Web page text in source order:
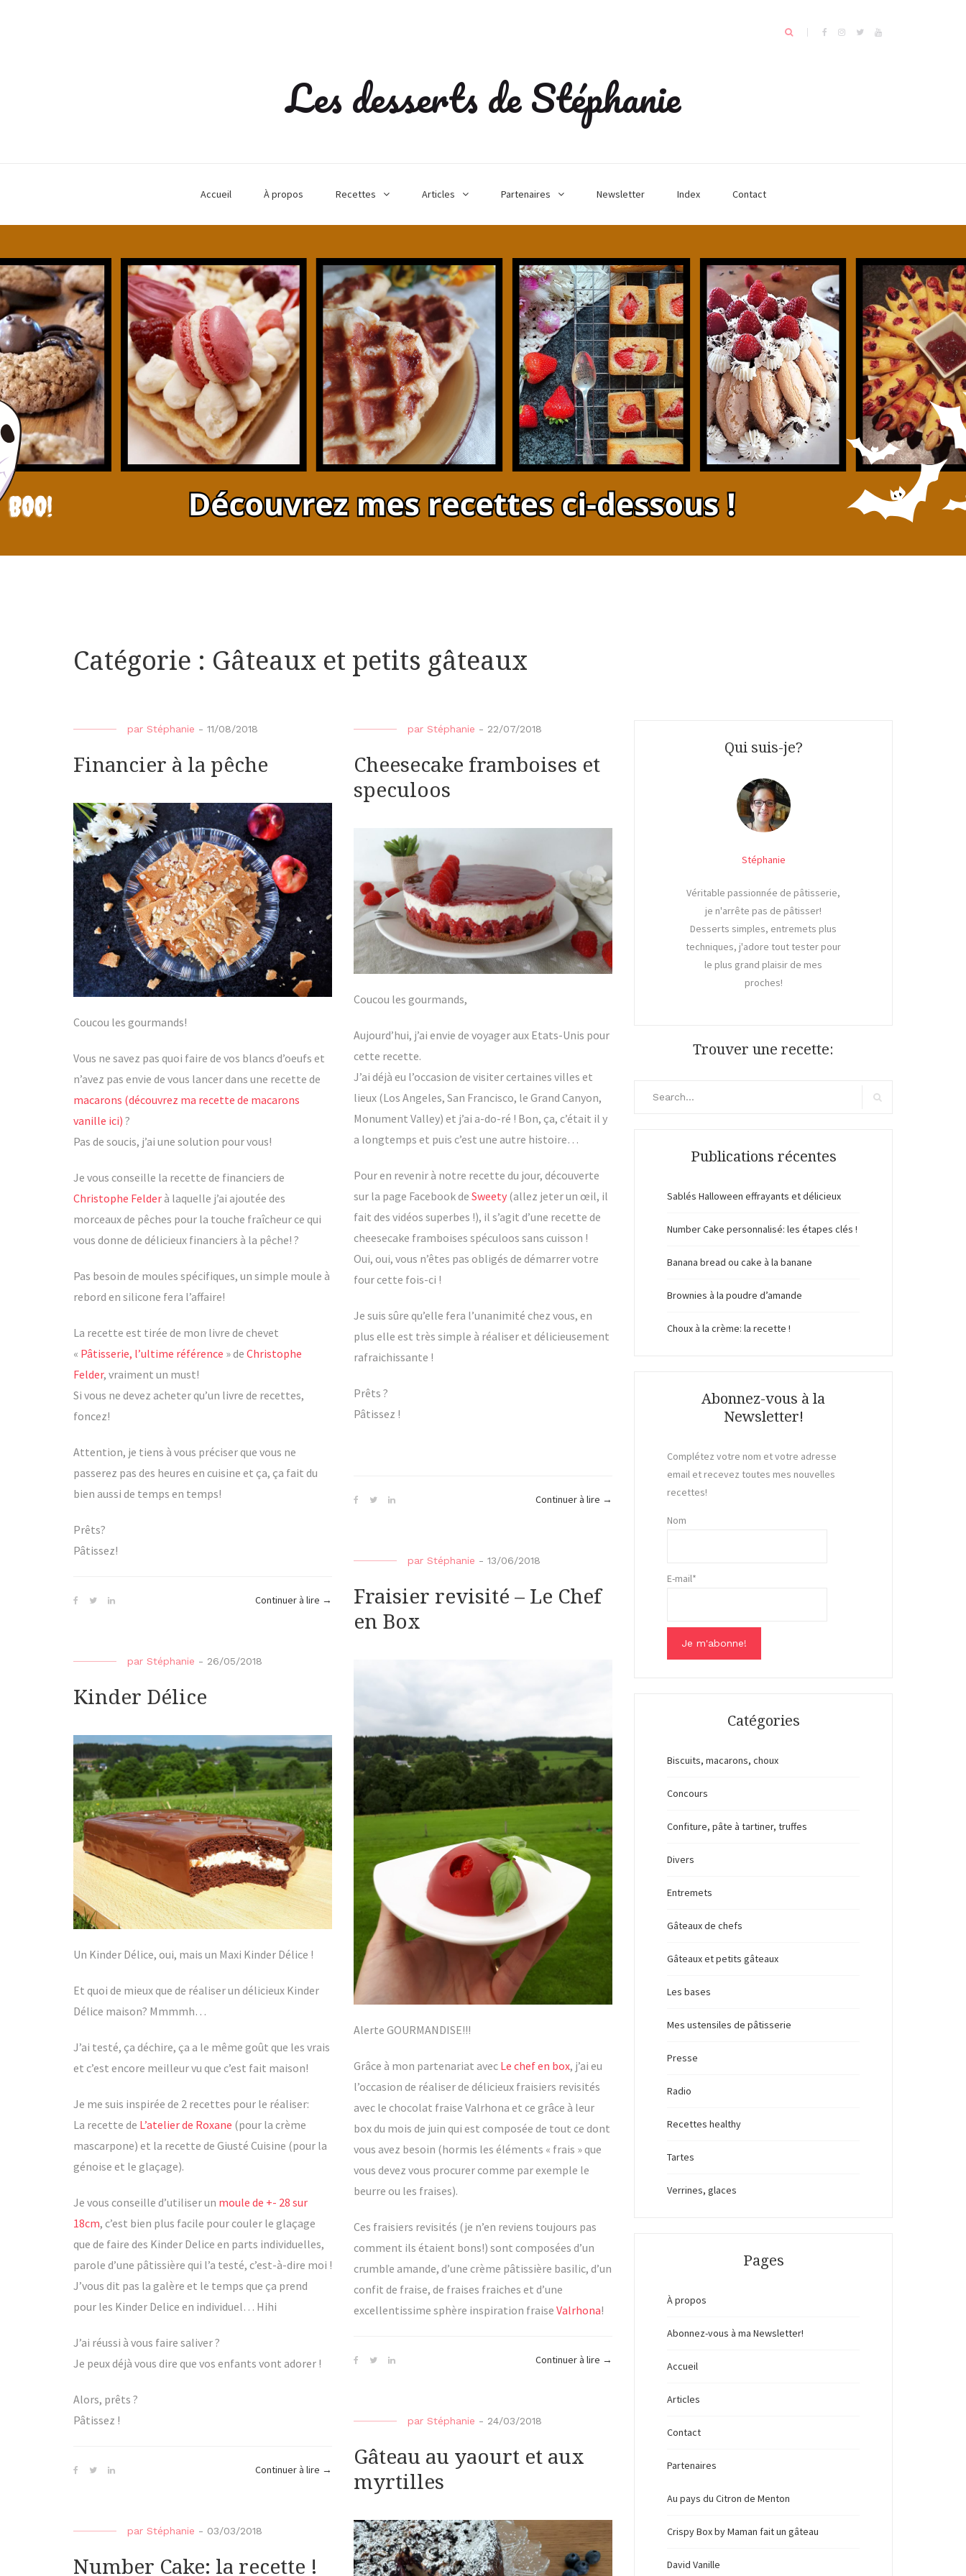
Les desserts de Stéphanie
Accueil À propos Recettes Articles Partenaires Newsletter Index Contact
Catégorie : Gâteaux et petits gâteaux
par Stéphanie - 11/08/2018
Financier à la pêche
Coucou les gourmands!
Vous ne savez pas quoi faire de vos blancs d’oeufs et
n’avez pas envie de vous lancer dans une recette de
macarons (découvrez ma recette de macarons
vanille ici) ?
Pas de soucis, j’ai une solution pour vous!
Je vous conseille la recette de financiers de
Christophe Felderà laquelle j’ai ajoutée des
morceaux de pêches pour la touche fraîcheur ce qui
vous donne de délicieux financiers à la pêche! ?
Pas besoin de moules spécifiques, un simple moule à
rebord en silicone fera l’affaire!
La recette est tirée de mon livre de chevet
« Pâtisserie, l’ultime référence » de Christophe
Felder, vraiment un must!
Si vous ne devez acheter qu’un livre de recettes,
foncez!
Attention, je tiens à vous préciser que vous ne
passerez pas des heures en cuisine et ça, ça fait du
bien aussi de temps en temps!
Prêts?
Pâtissez!
Continuer à lire « Financier
→
par Stéphanie - 22/07/2018
Cheesecake framboises et
speculoos
Coucou les gourmands,
Aujourd’hui, j’ai envie de voyager aux Etats-Unis pour
cette recette.
J’ai déjà eu l’occasion de visiter certaines villes et
lieux (Los Angeles, San Francisco, le Grand Canyon,
Monument Valley) et j’ai a-do-ré ! Bon, ça, c’était il y
a longtemps et puis c’est une autre histoire…
Pour en revenir à notre recette du jour, découverte
sur la page Facebook de Sweety (allez jeter un œil, il
fait des vidéos superbes !), il s’agit d’une recette de
cheesecake framboises spéculoos sans cuisson !
Oui, oui, vous n’êtes pas obligés de démarrer votre
four cette fois-ci !
Je suis sûre qu’elle fera l’unanimité chez vous, en
plus elle est très simple à réaliser et délicieusement
rafraichissante !
Prêts ?
Pâtissez !
Continuer à lire « Cheesecake
→
par Stéphanie - 13/06/2018
Fraisier revisité – Le Chef
en Box
Alerte GOURMANDISE!!!
Grâce à mon partenariat avec Le chef en box, j’ai eu
l’occasion de réaliser de délicieux fraisiers revisités
avec le chocolat fraise Valrhona et ce grâce à leur
box du mois de juin qui est composée de tout ce dont
vous avez besoin (hormis les éléments « frais » que
vous devez vous procurer comme par exemple le
beurre ou les fraises).
Ces fraisiers revisités (je n’en reviens toujours pas
comment ils étaient bons!) sont composées d’un
crumble amande, d’une crème pâtissière basilic, d’un
confit de fraise, de fraises fraiches et d’une
excellentissime sphère inspiration fraise Valrhona!
Continuer à lire « Fraisier
→
par Stéphanie - 26/05/2018
Kinder Délice
Un Kinder Délice, oui, mais un Maxi Kinder Délice !
Et quoi de mieux que de réaliser un délicieux Kinder
Délice maison? Mmmmh…
J’ai testé, ça déchire, ça a le même goût que les vrais
et c’est encore meilleur vu que c’est fait maison!
Je me suis inspirée de 2 recettes pour le réaliser:
La recette de L’atelier de Roxane (pour la crème
mascarpone) et la recette de Giusté Cuisine (pour la
génoise et le glaçage).
Je vous conseille d’utiliser un moule de +- 28 sur
18cm, c’est bien plus facile pour couler le glaçage
que de faire des Kinder Delice en parts individuelles,
parole d’une pâtissière qui l’a testé, c’est-à-dire moi !
J’vous dit pas la galère et le temps que ça prend
pour les Kinder Delice en individuel… Hihi
J’ai réussi à vous faire saliver ?
Je peux déjà vous dire que vos enfants vont adorer !
Alors, prêts ?
Pâtissez !
Continuer à lire « Kinder
→
par Stéphanie - 24/03/2018
Gâteau au yaourt et aux
myrtilles
par Stéphanie - 03/03/2018
Number Cake: la recette !
Qui suis-je?
Stéphanie
Véritable passionnée de pâtisserie,
je n'arrête pas de pâtisser!
Desserts simples, entremets plus
techniques, j'adore tout tester pour
le plus grand plaisir de mes
proches!
Trouver une recette:
Publications récentes
Sablés Halloween effrayants et délicieux
Number Cake personnalisé: les étapes clés !
Banana bread ou cake à la banane
Brownies à la poudre d’amande
Choux à la crème: la recette !
Abonnez-vous à la
Newsletter!
Complétez votre nom et votre adresse
email et recevez toutes mes nouvelles
recettes!
Nom
E-mail*
Catégories
Biscuits, macarons, choux
Concours
Confiture, pâte à tartiner, truffes
Divers
Entremets
Gâteaux de chefs
Gâteaux et petits gâteaux
Les bases
Mes ustensiles de pâtisserie
Presse
Radio
Recettes healthy
Tartes
Verrines, glaces
Pages
À propos
Abonnez-vous à ma Newsletter!
Accueil
Articles
Contact
Partenaires
Au pays du Citron de Menton
Crispy Box by Maman fait un gâteau
David Vanille